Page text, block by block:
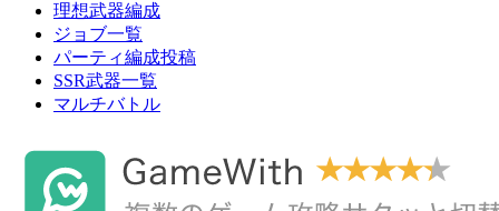
理想武器編成
ジョブ一覧
パーティ編成投稿
SSR武器一覧
マルチバトル